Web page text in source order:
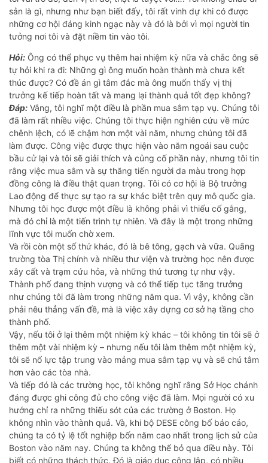
sản là gì, nhưng như bạn biết đấy, tôi rất vinh dự khi có được
những cơ hội đáng kinh ngạc này và đó là bởi vì mọi người tin
tưởng nơi tôi và đặt niềm tin vào tôi.
Hỏi: Ông có thể phục vụ thêm hai nhiệm kỳ nữa và chắc ông sẽ
tự hỏi khi ra đi: Những gì ông muốn hoàn thành mà chưa kết
thúc được? Có đề án gì tâm đắc mà ông muốn thấy vị thị
trưởng kế tiếp hoàn tất và mang lại thành quả tốt đẹp không?
Đáp: Vâng, tôi nghĩ một điều là phần mua sắm tạp vụ. Chúng tôi
đã làm rất nhiều việc. Chúng tôi thực hiện nghiên cứu về mức
chênh lệch, có lẽ chậm hơn một vài năm, nhưng chúng tôi đã
làm được. Công việc được thực hiện vào năm ngoái sau cuộc
bầu cử lại và tôi sẽ giải thích và củng cố phần này, nhưng tôi tin
rằng việc mua sắm và sự thăng tiến người da màu trong hợp
đồng công là điều thật quan trọng. Tôi có cơ hội là Bộ trưởng
Lao động để thực sự tạo ra sự khác biệt trên quy mô quốc gia.
Nhưng tôi học được một điều là không phải vì thiếu cố gắng,
mà đó chỉ là một tiến trình tự nhiên. Và đây là một trong những
lĩnh vực tôi muốn chờ xem.
Và rồi còn một số thứ khác, đó là bê tông, gạch và vữa. Quãng
trường tòa Thị chính và nhiều thư viện và trường học nên được
xây cất và trạm cứu hỏa, và những thứ tương tự như vậy.
Thành phố đang thịnh vượng và có thể tiếp tục tăng trưởng
như chúng tôi đã làm trong những năm qua. Vì vậy, không cần
phải nêu thẳng vấn đề, mà là việc xây dựng cơ sở hạ tầng cho
thành phố.
Vậy, nếu tôi ở lại thêm một nhiệm kỳ khác – tôi không tin tôi sẽ ở
thêm một vài nhiệm kỳ – nhưng nếu tôi làm thêm một nhiệm kỳ,
tôi sẽ nổ lực tập trung vào mảng mua sắm tạp vụ và sẽ chú tâm
hơn vào các tòa nhà.
Và tiếp đó là các trường học, tôi không nghĩ rằng Sở Học chánh
đáng được ghi công đủ cho công việc đã làm. Mọi người có xu
hướng chỉ ra những thiếu sót của các trường ở Boston. Họ
không nhìn vào thành quả. Và, khi bộ DESE công bố báo cáo,
chúng ta có tỷ lệ tốt nghiệp bốn năm cao nhất trong lịch sử của
Boston vào năm nay. Chúng ta không thể bỏ qua điều này. Tôi
biết có những thách thức. Đó là giáo dục công lập, có nhiều